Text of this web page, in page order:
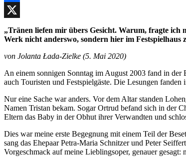
Facebook
X
„Tränen liefen mir übers Gesicht. Warum, fragte ich
Werk nicht anderswo, sondern hier im
von Jolanta Łada-Zielke (5. Mai 2020)
An einem sonnigen Sonntag im August 2003 fand in
auch Touristen und Festspielgäste. Die Lesungen fanden
Nur eine Sache war anders. Vor dem Altar standen
Namen Tristan bekam. Sogar Ortrud befand sich in der
Eltern das Baby in der Obhut ihrer Verwandten und
Dies war meine erste Begegnung mit einem Teil der
sang das Ehepaar Petra-Maria Schnitzer und Peter
Vorgeschmack auf meine Lieblingsoper, genauer